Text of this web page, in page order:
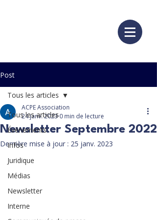
Post
Tous les articles
Événements
Infos
Juridique
Médias
Newsletter
Interne
Tous les articles
Newsletter Septembre 2022
ACPE Association
24 janv. 2023 0 min de lecture
Dernière mise à jour : 25 janv. 2023